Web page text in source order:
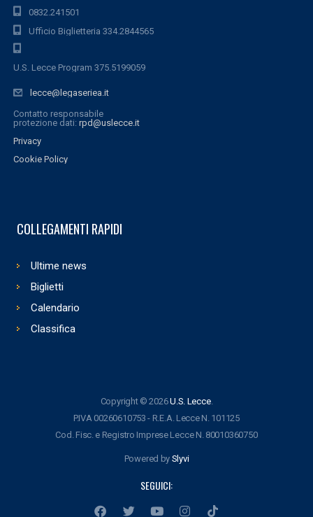
0832.241501
Ufficio Biglietteria 334.2844565
U.S. Lecce Program 375.5199059
lecce@legaseriea.it
Contatto responsabile
protezione dati: rpd@uslecce.it
Privacy
Cookie Policy
COLLEGAMENTI RAPIDI
Ultime news
Biglietti
Calendario
Classifica
Copyright © 2026U.S. Lecce.
P.IVA 00260610753 - R.E.A. Lecce N. 101125
Cod. Fisc. e Registro Imprese Lecce N. 80010360750
Powered by Slyvi
SEGUICI: